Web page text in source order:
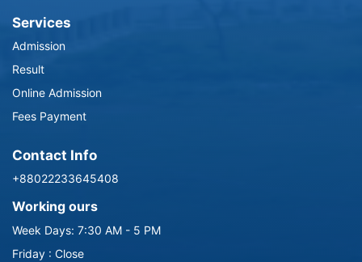
Services
Admission
Result
Online Admission
Fees Payment
Contact Info
+88022233645408
Working ours
Week Days: 7:30 AM - 5 PM
Friday : Close